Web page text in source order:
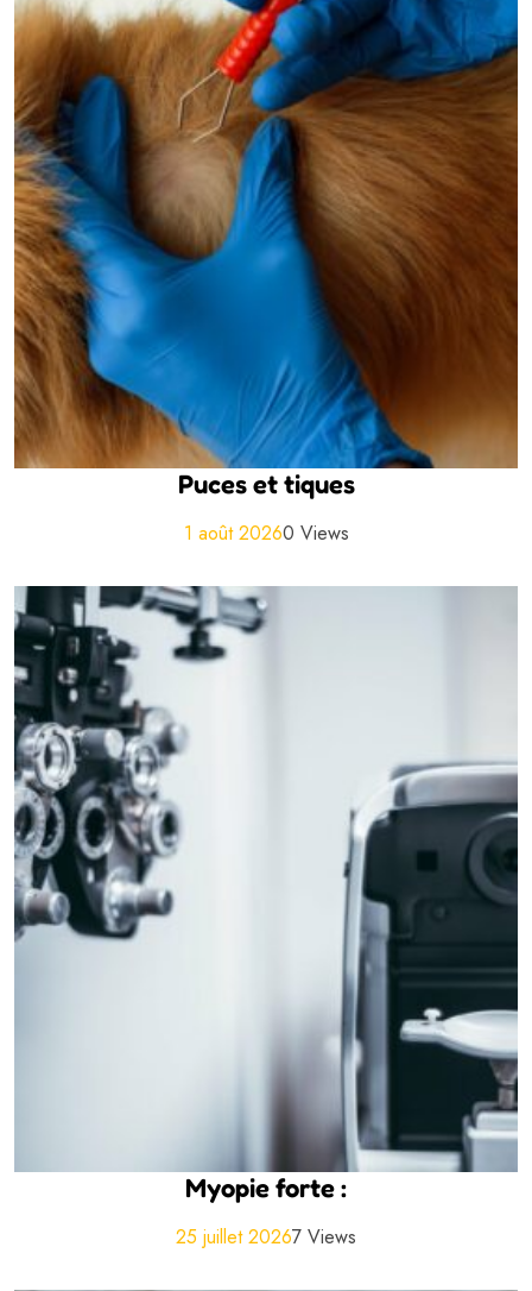
Puces et tiques
1 août 20260 Views
Myopie forte :
25 juillet 20267 Views